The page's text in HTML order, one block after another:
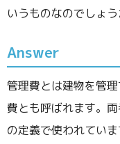
いうものなのでしょう
Answer
管理費とは建物を管
費とも呼ばれます。
の定義で使われてい